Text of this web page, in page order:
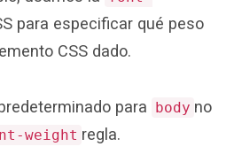
para especificar qué peso
CSS dado.
para body no
weight regla.